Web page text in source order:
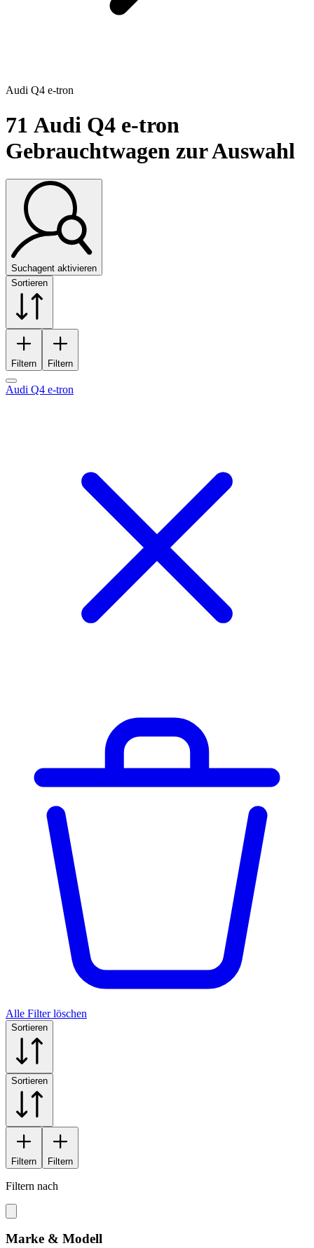
Audi Q4 e-tron
71 Audi Q4 e-tron
Gebrauchtwagen zur Auswahl
Suchagent aktivieren
Sortieren
Filtern Filtern
Audi Q4 e-tron
Alle Filter löschen
Sortieren
Sortieren
Filtern Filtern
Filtern nach
Marke & Modell